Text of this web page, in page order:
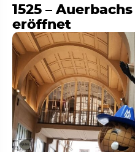
1525 –
eröffnet